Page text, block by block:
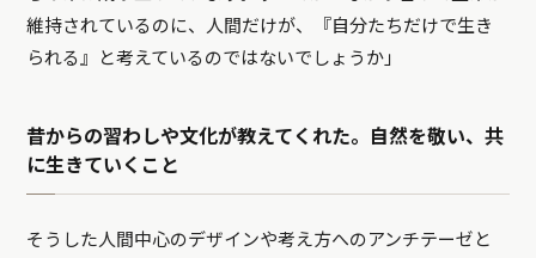
維持されているのに、人間だけが、『自分たちだけで生き
られる』と考えているのではないでしょうか」
昔からの習わしや文化が教えてくれた。自然を敬い、共
に生きていくこと
そうした人間中心のデザインや考え方へのアンチテーゼと